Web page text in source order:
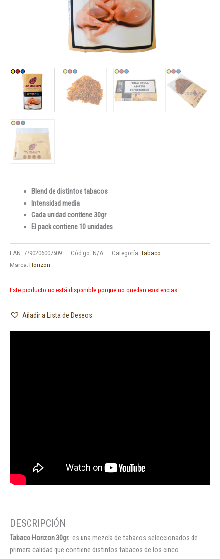
Blend de distintos tabacos
Intensidad media
Cada unidad contiene 30gr
El pack contiene 10 unidades
EAN: 7790206007509 Código: N/A Categoría: Tabaco
Marca: Horizon
Este producto no está disponible porque no quedan existencias.
Añadir a Lista de Deseos
Tabaco Horizon 30gr. es una mezcla de tabacos seleccionados de
primera calidad que contiene distintos tabacos de los cinco